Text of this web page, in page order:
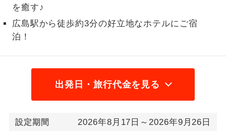
を癒す♪
広島駅から徒歩約3分の好立地なホテルにご宿
泊！
出発日・旅行代金を見る
設定期間 2026年8月17日～2026年9月26日
おひとり様参
加限定
スです。
金
ご夫婦限定
ご夫婦限定でご参加いただけるコースで
女性限定
す。